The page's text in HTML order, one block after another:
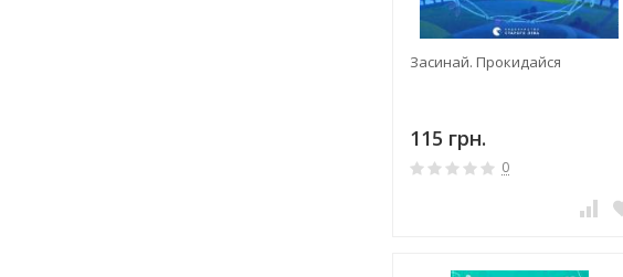
Засинай. Прокидайся
115 грн.
0